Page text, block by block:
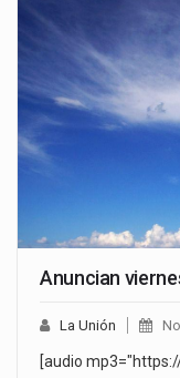
Anuncian
La Unión
[audio